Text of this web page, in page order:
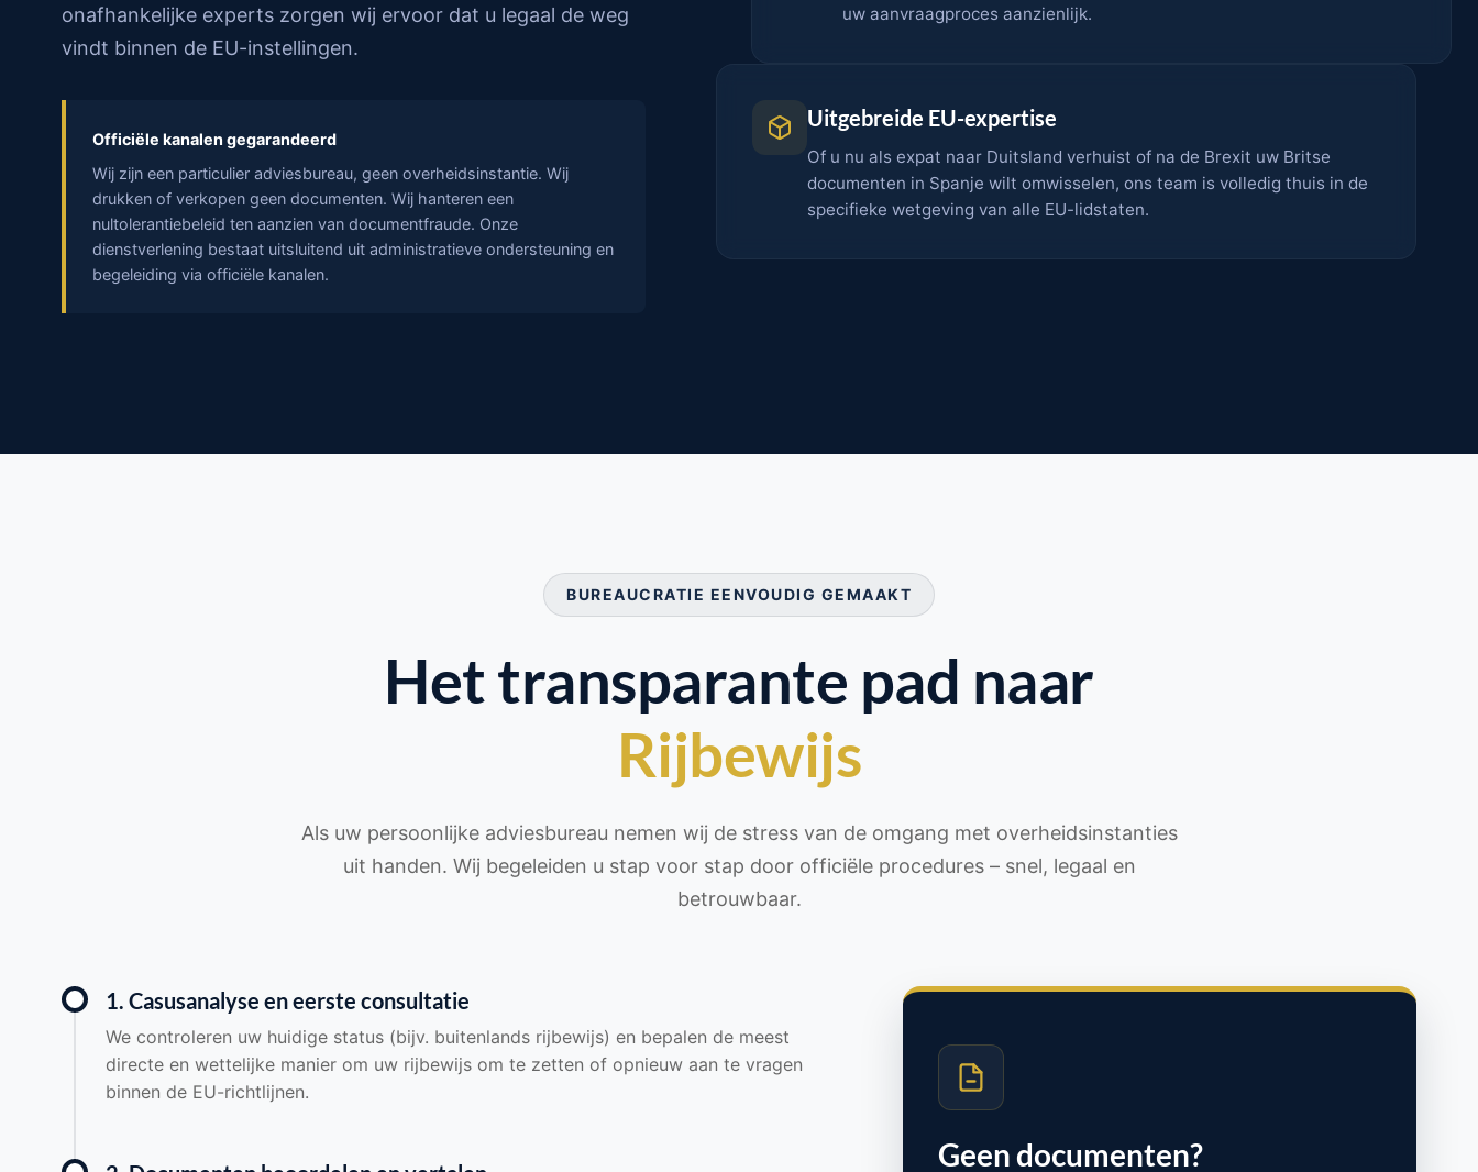
onafhankelijke experts zorgen wij ervoor dat u legaal de weg
vindt binnen de EU-instellingen.
Officiële kanalen gegarandeerd
Wij zijn een particulier adviesbureau, geen overheidsinstantie. Wij
drukken of verkopen geen documenten. Wij hanteren een
nultolerantiebeleid ten aanzien van documentfraude. Onze
dienstverlening bestaat uitsluitend uit administratieve ondersteuning en
begeleiding via officiële kanalen.
uw aanvraagproces aanzienlijk.
Uitgebreide EU-expertise
Of u nu als expat naar Duitsland verhuist of na de Brexit uw Britse
documenten in Spanje wilt omwisselen, ons team is volledig thuis in de
specifieke wetgeving van alle EU-lidstaten.
BUREAUCRATIE EENVOUDIG GEMAAKT
Het transparante pad naar
Rijbewijs
Als uw persoonlijke adviesbureau nemen wij de stress van de omgang met overheidsinstanties
uit handen. Wij begeleiden u stap voor stap door officiële procedures – snel, legaal en
betrouwbaar.
1. Casusanalyse en eerste consultatie
We controleren uw huidige status (bijv. buitenlands rijbewijs) en bepalen de meest
directe en wettelijke manier om uw rijbewijs om te zetten of opnieuw aan te vragen
binnen de EU-richtlijnen.
Geen documenten?